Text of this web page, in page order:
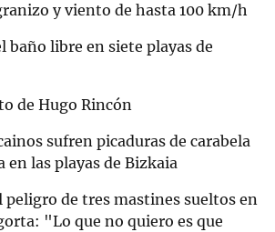
y viento de hasta 100 km/h
baño libre en siete playas de
de Hugo Rincón
sufren picaduras de carabela
en las playas de Bizkaia
peligro de tres mastines sueltos en
"Lo que no quiero es que